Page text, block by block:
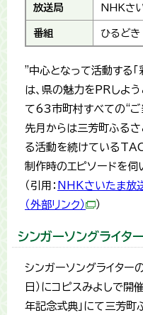
放送局 NHKさ
番組 ひるど
"中心となって活動する
は、県の魅力をPRしよ
て63市町村すべての“ご
先月からは三芳町ふる
る活動を続けている
制作時のエピソードを伺
（引用： NHKさいたま放
（外部リンク）
）
シンガーソングライタ
シンガーソングライタ
日）にコピスみよしで
年記念式典」にて三芳町